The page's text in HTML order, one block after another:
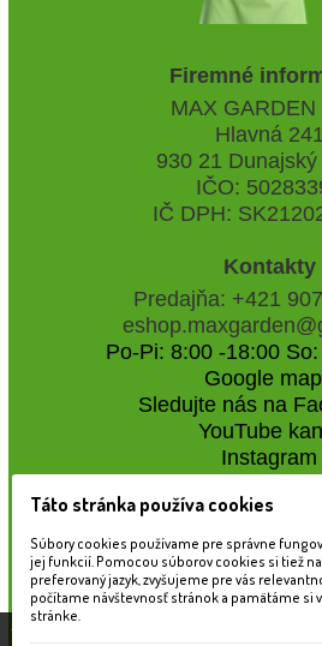
Firemné
MAX GARDEN
Hlavná 241
930 21
IČO:
IČ DPH:
Kontakty
Predajňa: +421
Po-Pi: 8:00 -18:00
Google
Sledujte nás na
YouTube
Instagram
Naše záhradné
Táto stránka používa súbory cookies,
Táto stránka používa cookies
Súbory cookies používame pre správne
jej funkcií. Pomocou súborov cookies si tiež
preferovaný jazyk, zvyšujeme pre vás
počítame návštevnosť stránok a pamätáme si
stránke.